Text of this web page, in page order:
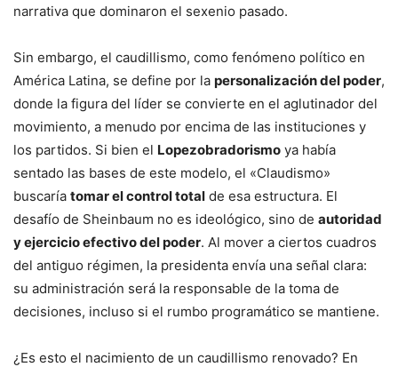
narrativa que dominaron el sexenio pasado.
Sin embargo, el caudillismo, como fenómeno político en
América Latina, se define por la personalización del poder,
donde la figura del líder se convierte en el aglutinador del
movimiento, a menudo por encima de las instituciones y
los partidos. Si bien el Lopezobradorismo ya había
sentado las bases de este modelo, el «Claudismo»
buscaría tomar el control total de esa estructura. El
desafío de Sheinbaum no es ideológico, sino de autoridad
y ejercicio efectivo del poder. Al mover a ciertos cuadros
del antiguo régimen, la presidenta envía una señal clara:
su administración será la responsable de la toma de
decisiones, incluso si el rumbo programático se mantiene.
¿Es esto el nacimiento de un caudillismo renovado? En